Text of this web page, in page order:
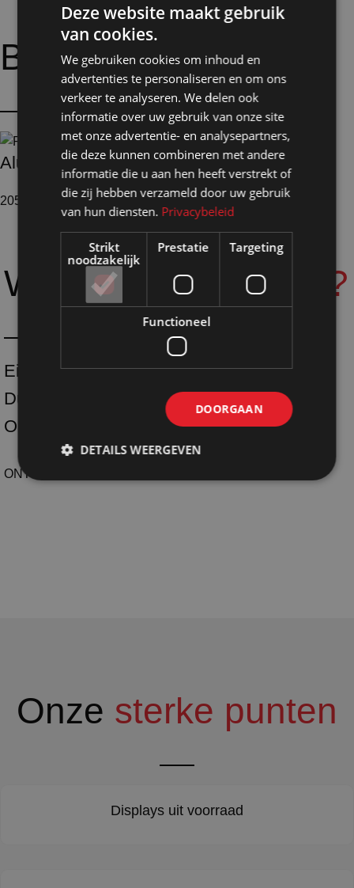
Bijpassendeopties:
Aluminium profielen
205 producten
Waarom Shopmade?
Eigen productie
Duurzaam
One-stop-shoping
ONTDEK SHOPMADE
Onze sterke punten
Displays uit voorraad
Deze website maakt gebruik
van cookies.
We gebruiken cookies om inhoud en
advertenties te personaliseren en om ons
verkeer te analyseren. We delen ook
informatie over uw gebruik van onze site
met onze advertentie- en analysepartners,
die deze kunnen combineren met andere
informatie die u aan hen heeft verstrekt of
die zij hebben verzameld door uw gebruik
van hun diensten. Privacybeleid
Strikt
noodzakelijk
Prestatie Targeting
Functioneel
DOORGAAN
DETAILS WEERGEVEN